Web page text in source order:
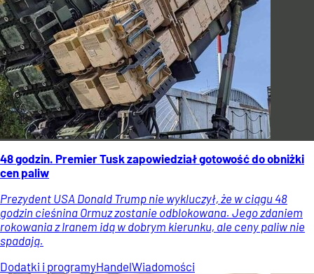
48 godzin. Premier Tusk zapowiedział gotowość do obniżki
cen paliw
Prezydent USA Donald Trump nie wykluczył, że w ciągu 48
godzin cieśnina Ormuz zostanie odblokowana. Jego zdaniem
rokowania z Iranem idą w dobrym kierunku, ale ceny paliw nie
spadają.
Dodatki i programyHandelWiadomości